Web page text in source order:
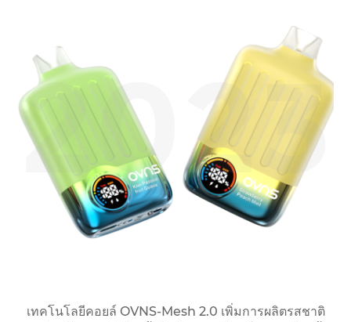
2023
2022
2021
2020
เทคโนโลยีคอยล์ OVNS-Mesh 2.0 เพิ่มการผลิตรสชาติ
เป็นเทคโนโลยีเชิงวิวัฒนาการที่ออกแบบมาเพื่อตอบสนอง
เทคโนโลยีคอยล์ OVNS-Mesh 1.0 รับประกันประสบการณ์
เทคโนโลยีไฟเบอร์กักเก็บน้ำมันขั้นสูงเพื่อประสบการณ์ไร้